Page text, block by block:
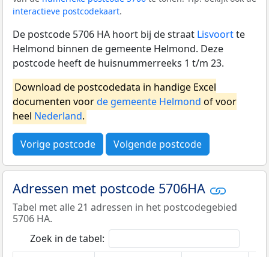
interactieve postcodekaart.
De postcode 5706 HA hoort bij de straat Lisvoortte
Helmond binnen de gemeente Helmond. Deze
postcode heeft de huisnummerreeks 1 t/m 23.
Download de postcodedata in handige Excel
documenten voorde gemeente Helmond of voor
heel Nederland.
Vorige postcode Volgende postcode
Adressen met postcode 5706HA
Tabel met alle 21 adressen in het postcodegebied
5706 HA.
Zoek in de tabel: